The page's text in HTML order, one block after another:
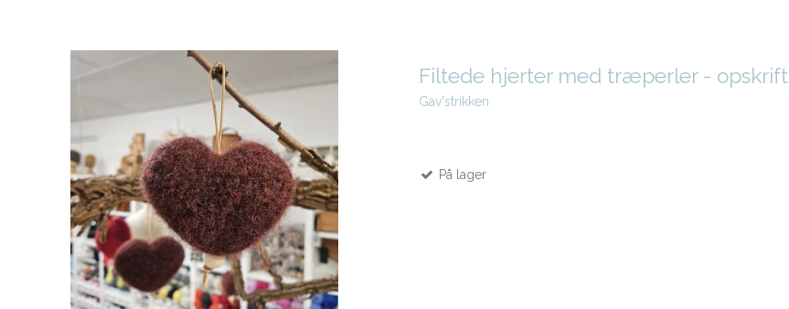
Filtede hjerter med træperler - opskrift
Gav'strikken
På lager